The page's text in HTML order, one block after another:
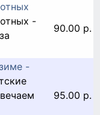
-
90.00 р.
-
95.00 р.